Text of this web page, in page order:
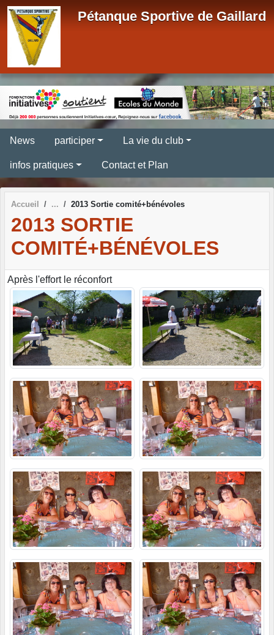
Pétanque Sportive de Gaillard
News participer La vie du club
infos pratiques Contact et Plan
Accueil 2013 Sortie comité+bénévoles
2013 SORTIE
COMITÉ+BÉNÉVOLES
Après l'effort le réconfort
Panneau de gestion des cookies